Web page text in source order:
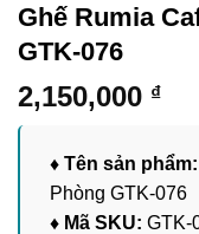
Ghế Rumia
GTK-076
2,150,000 ₫
♦ Tên sản phẩm:
Phòng GTK-076
♦ Mã SKU: GTK-